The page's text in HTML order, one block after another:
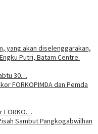
30…
FORKO…